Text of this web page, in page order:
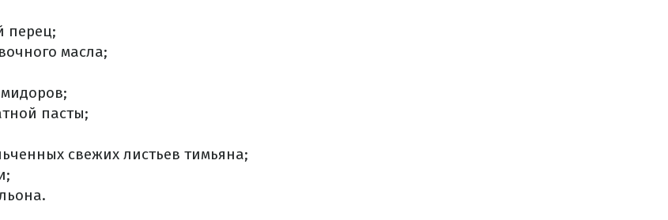
перец;
масла;
пасты;
свежих листьев тимьяна;